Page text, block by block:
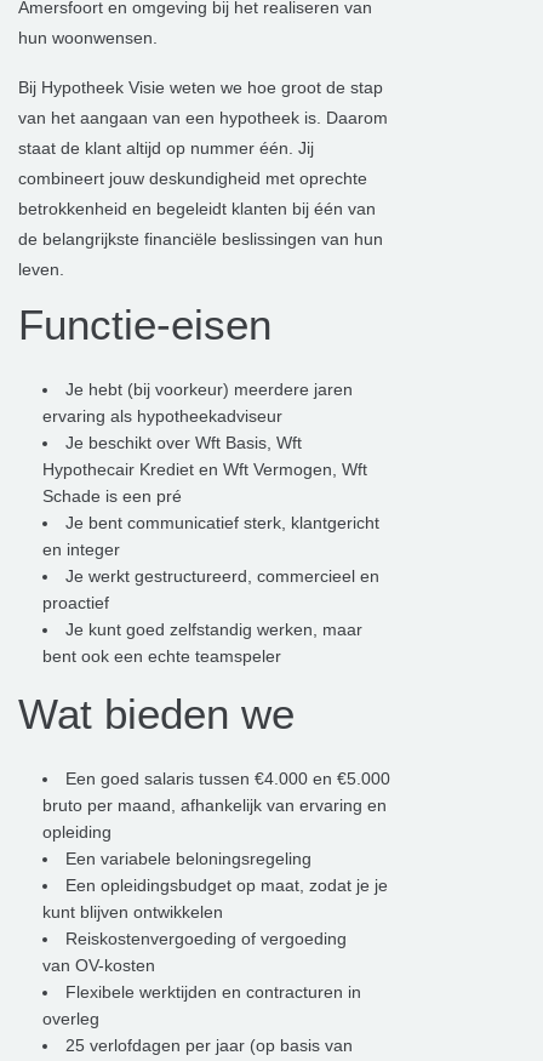
Amersfoort en omgeving bij het realiseren van
hun woonwensen.
Bij Hypotheek Visie weten we hoe groot de stap
van het aangaan van een hypotheek is. Daarom
staat de klant altijd op nummer één. Jij
combineert jouw deskundigheid met oprechte
betrokkenheid en begeleidt klanten bij één van
de belangrijkste financiële beslissingen van hun
leven.
Functie-eisen
Je hebt (bij voorkeur) meerdere jaren
ervaring als hypotheekadviseur
Je beschikt over Wft Basis, Wft
Hypothecair Krediet en Wft Vermogen, Wft
Schade is een pré
Je bent communicatief sterk, klantgericht
en integer
Je werkt gestructureerd, commercieel en
proactief
Je kunt goed zelfstandig werken, maar
bent ook een echte teamspeler
Wat bieden we
Een goed salaris tussen €4.000 en €5.000
bruto per maand, afhankelijk van ervaring en
opleiding
Een variabele beloningsregeling
Een opleidingsbudget op maat, zodat je je
kunt blijven ontwikkelen
Reiskostenvergoeding of vergoeding
van OV-kosten
Flexibele werktijden en contracturen in
overleg
25 verlofdagen per jaar (op basis van